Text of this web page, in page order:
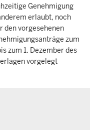
Genehmigung
erlaubt, noch
den vorgesehenen
zum
zum 1. Dezember des
vorgelegt